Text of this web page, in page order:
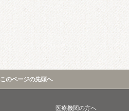
このページの先頭へ
医療機関の方へ